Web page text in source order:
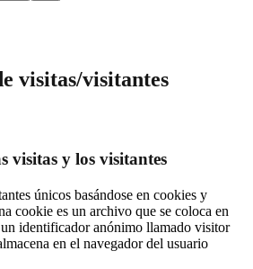
visitas/visitantes
visitas y los visitantes
únicos basándose en cookies y
cookie es un archivo que se coloca en
identificador anónimo llamado visitor
en el navegador del usuario